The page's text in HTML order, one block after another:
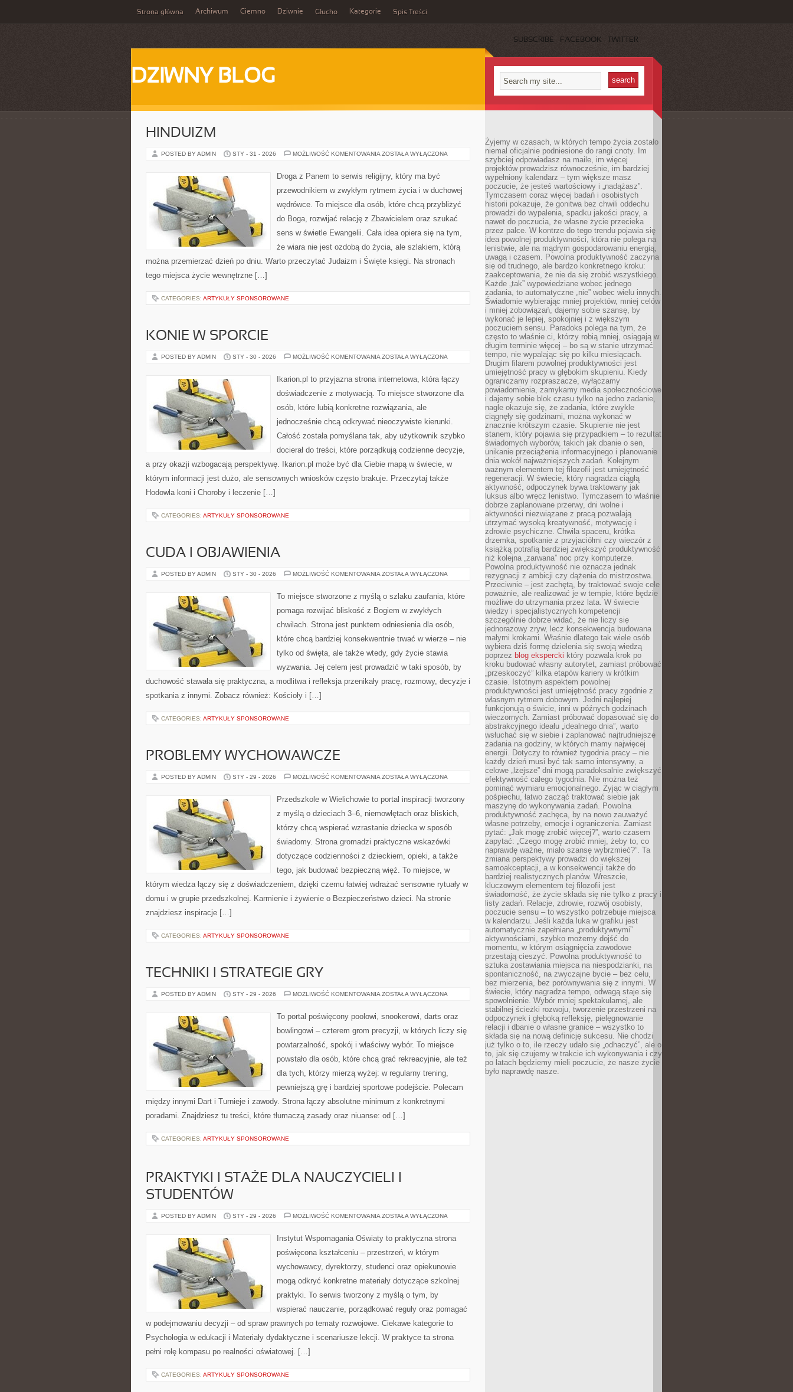
Strona główna Archiwum Ciemno Dziwnie Głucho Kategorie Spis Treści
SUBSCRIBE FACEBOOK TWITTER
DZIWNY BLOG
HINDUIZM
POSTED BY ADMIN STY - 31 - 2026 MOŻLIWOŚĆ KOMENTOWANIA HINDUIZM
ZOSTAŁA WYŁĄCZONA
Droga z Panem to serwis religijny, który ma być
przewodnikiem w zwykłym rytmem życia i w duchowej
wędrówce. To miejsce dla osób, które chcą przybliżyć
do Boga, rozwijać relację z Zbawicielem oraz szukać
sens w świetle Ewangelii. Cała idea opiera się na tym,
że wiara nie jest ozdobą do życia, ale szlakiem, którą
można przemierzać dzień po dniu. Warto przeczytać Judaizm i Święte księgi. Na stronach
tego miejsca życie wewnętrzne […]
CATEGORIES: ARTYKUŁY SPONSOROWANE
KONIE W SPORCIE
POSTED BY ADMIN STY - 30 - 2026 MOŻLIWOŚĆ KOMENTOWANIA KONIE
ZOSTAŁA WYŁĄCZONA
Ikarion.pl to przyjazna strona internetowa, która łączy
doświadczenie z motywacją. To miejsce stworzone dla
osób, które lubią konkretne rozwiązania, ale
jednocześnie chcą odkrywać nieoczywiste kierunki.
Całość została pomyślana tak, aby użytkownik szybko
docierał do treści, które porządkują codzienne decyzje,
a przy okazji wzbogacają perspektywę. Ikarion.pl może być dla Ciebie mapą w świecie, w
którym informacji jest dużo, ale sensownych wniosków często brakuje. Przeczytaj także
Hodowla koni i Choroby i leczenie […]
CATEGORIES: ARTYKUŁY SPONSOROWANE
CUDA I OBJAWIENIA
POSTED BY ADMIN STY - 30 - 2026 MOŻLIWOŚĆ KOMENTOWANIA CUDA
ZOSTAŁA WYŁĄCZONA
To miejsce stworzone z myślą o szlaku zaufania, które
pomaga rozwijać bliskość z Bogiem w zwykłych
chwilach. Strona jest punktem odniesienia dla osób,
które chcą bardziej konsekwentnie trwać w wierze – nie
tylko od święta, ale także wtedy, gdy życie stawia
wyzwania. Jej celem jest prowadzić w taki sposób, by
duchowość stawała się praktyczna, a modlitwa i refleksja przenikały pracę, rozmowy, decyzje i
spotkania z innymi. Zobacz również: Kościoły i […]
CATEGORIES: ARTYKUŁY SPONSOROWANE
PROBLEMY WYCHOWAWCZE
POSTED BY ADMIN STY - 29 - 2026 MOŻLIWOŚĆ KOMENTOWANIA PROBLEMY
ZOSTAŁA WYŁĄCZONA
Przedszkole w Wielichowie to portal inspiracji tworzony
z myślą o dzieciach 3–6, niemowlętach oraz bliskich,
którzy chcą wspierać wzrastanie dziecka w sposób
świadomy. Strona gromadzi praktyczne wskazówki
dotyczące codzienności z dzieckiem, opieki, a także
tego, jak budować bezpieczną więź. To miejsce, w
którym wiedza łączy się z doświadczeniem, dzięki czemu łatwiej wdrażać sensowne rytuały w
domu i w grupie przedszkolnej. Karmienie i żywienie o Bezpieczeństwo dzieci. Na stronie
znajdziesz inspiracje […]
CATEGORIES: ARTYKUŁY SPONSOROWANE
TECHNIKI I STRATEGIE GRY
POSTED BY ADMIN STY - 29 - 2026 MOŻLIWOŚĆ KOMENTOWANIA TECHNIKI
ZOSTAŁA WYŁĄCZONA
To portal poświęcony poolowi, snookerowi, darts oraz
bowlingowi – czterem grom precyzji, w których liczy się
powtarzalność, spokój i właściwy wybór. To miejsce
powstało dla osób, które chcą grać rekreacyjnie, ale też
dla tych, którzy mierzą wyżej: w regularny trening,
pewniejszą grę i bardziej sportowe podejście. Polecam
między innymi Dart i Turnieje i zawody. Strona łączy absolutne minimum z konkretnymi
poradami. Znajdziesz tu treści, które tłumaczą zasady oraz niuanse: od […]
CATEGORIES: ARTYKUŁY SPONSOROWANE
PRAKTYKI I STAŻE DLA NAUCZYCIELI I
STUDENTÓW
POSTED BY ADMIN STY - 29 - 2026 MOŻLIWOŚĆ KOMENTOWANIA PRAKTYKI
DLA
NAUCZYCIELI
STUDENTÓW
ZOSTAŁA WYŁĄCZONA
Instytut Wspomagania Oświaty to praktyczna strona
poświęcona kształceniu – przestrzeń, w którym
wychowawcy, dyrektorzy, studenci oraz opiekunowie
mogą odkryć konkretne materiały dotyczące szkolnej
praktyki. To serwis tworzony z myślą o tym, by
wspierać nauczanie, porządkować reguły oraz pomagać
w podejmowaniu decyzji – od spraw prawnych po tematy rozwojowe. Ciekawe kategorie to
Psychologia w edukacji i Materiały dydaktyczne i scenariusze lekcji. W praktyce ta strona
pełni rolę kompasu po realności oświatowej. […]
CATEGORIES: ARTYKUŁY SPONSOROWANE
Żyjemy w czasach, w których tempo życia zostało
niemal oficjalnie podniesione do rangi cnoty. Im
szybciej odpowiadasz na maile, im więcej
projektów prowadzisz równocześnie, im bardziej
wypełniony kalendarz – tym większe masz
poczucie, że jesteś wartościowy i „nadążasz”.
Tymczasem coraz więcej badań i osobistych
historii pokazuje, że gonitwa bez chwili oddechu
prowadzi do wypalenia, spadku jakości pracy, a
nawet do poczucia, że własne życie przecieka
przez palce. W kontrze do tego trendu pojawia się
idea powolnej produktywności, która nie polega na
lenistwie, ale na mądrym gospodarowaniu energią,
uwagą i czasem. Powolna produktywność zaczyna
się od trudnego, ale bardzo konkretnego kroku:
zaakceptowania, że nie da się zrobić wszystkiego.
Każde „tak” wypowiedziane wobec jednego
zadania, to automatyczne „nie” wobec wielu innych.
Świadomie wybierając mniej projektów, mniej celów
i mniej zobowiązań, dajemy sobie szansę, by
wykonać je lepiej, spokojniej i z większym
poczuciem sensu. Paradoks polega na tym, że
często to właśnie ci, którzy robią mniej, osiągają w
długim terminie więcej – bo są w stanie utrzymać
tempo, nie wypalając się po kilku miesiącach.
Drugim filarem powolnej produktywności jest
umiejętność pracy w głębokim skupieniu. Kiedy
ograniczamy rozpraszacze, wyłączamy
powiadomienia, zamykamy media społecznościowe
i dajemy sobie blok czasu tylko na jedno zadanie,
nagle okazuje się, że zadania, które zwykle
ciągnęły się godzinami, można wykonać w
znacznie krótszym czasie. Skupienie nie jest
stanem, który pojawia się przypadkiem – to rezultat
świadomych wyborów, takich jak dbanie o sen,
unikanie przeciążenia informacyjnego i planowanie
dnia wokół najważniejszych zadań. Kolejnym
ważnym elementem tej filozofii jest umiejętność
regeneracji. W świecie, który nagradza ciągłą
aktywność, odpoczynek bywa traktowany jak
luksus albo wręcz lenistwo. Tymczasem to właśnie
dobrze zaplanowane przerwy, dni wolne i
aktywności niezwiązane z pracą pozwalają
utrzymać wysoką kreatywność, motywację i
zdrowie psychiczne. Chwila spaceru, krótka
drzemka, spotkanie z przyjaciółmi czy wieczór z
książką potrafią bardziej zwiększyć produktywność
niż kolejna „zarwana” noc przy komputerze.
Powolna produktywność nie oznacza jednak
rezygnacji z ambicji czy dążenia do mistrzostwa.
Przeciwnie – jest zachętą, by traktować swoje cele
poważnie, ale realizować je w tempie, które będzie
możliwe do utrzymania przez lata. W świecie
wiedzy i specjalistycznych kompetencji
szczególnie dobrze widać, że nie liczy się
jednorazowy zryw, lecz konsekwencja budowana
małymi krokami. Właśnie dlatego tak wiele osób
wybiera dziś formę dzielenia się swoją wiedzą
poprzez blog ekspercki który pozwala krok po
kroku budować własny autorytet, zamiast próbować
„przeskoczyć” kilka etapów kariery w krótkim
czasie. Istotnym aspektem powolnej
produktywności jest umiejętność pracy zgodnie z
własnym rytmem dobowym. Jedni najlepiej
funkcjonują o świcie, inni w późnych godzinach
wieczornych. Zamiast próbować dopasować się do
abstrakcyjnego ideału „idealnego dnia”, warto
wsłuchać się w siebie i zaplanować najtrudniejsze
zadania na godziny, w których mamy najwięcej
energii. Dotyczy to również tygodnia pracy – nie
każdy dzień musi być tak samo intensywny, a
celowe „lżejsze” dni mogą paradoksalnie zwiększyć
efektywność całego tygodnia. Nie można też
pominąć wymiaru emocjonalnego. Żyjąc w ciągłym
pośpiechu, łatwo zacząć traktować siebie jak
maszynę do wykonywania zadań. Powolna
produktywność zachęca, by na nowo zauważyć
własne potrzeby, emocje i ograniczenia. Zamiast
pytać: „Jak mogę zrobić więcej?”, warto czasem
zapytać: „Czego mogę zrobić mniej, żeby to, co
naprawdę ważne, miało szansę wybrzmieć?”. Ta
zmiana perspektywy prowadzi do większej
samoakceptacji, a w konsekwencji także do
bardziej realistycznych planów. Wreszcie,
kluczowym elementem tej filozofii jest
świadomość, że życie składa się nie tylko z pracy i
listy zadań. Relacje, zdrowie, rozwój osobisty,
poczucie sensu – to wszystko potrzebuje miejsca
w kalendarzu. Jeśli każda luka w grafiku jest
automatycznie zapełniana „produktywnymi”
aktywnościami, szybko możemy dojść do
momentu, w którym osiągnięcia zawodowe
przestają cieszyć. Powolna produktywność to
sztuka zostawiania miejsca na niespodzianki, na
spontaniczność, na zwyczajne bycie – bez celu,
bez mierzenia, bez porównywania się z innymi. W
świecie, który nagradza tempo, odwagą staje się
spowolnienie. Wybór mniej spektakularnej, ale
stabilnej ścieżki rozwoju, tworzenie przestrzeni na
odpoczynek i głęboką refleksję, pielęgnowanie
relacji i dbanie o własne granice – wszystko to
składa się na nową definicję sukcesu. Nie chodzi
już tylko o to, ile rzeczy udało się „odhaczyć”, ale o
to, jak się czujemy w trakcie ich wykonywania i czy
po latach będziemy mieli poczucie, że nasze życie
było naprawdę nasze.